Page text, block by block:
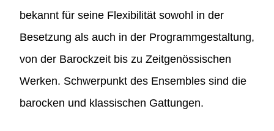
bekannt für seine Flexibilität sowohl in der
Besetzung als auch in der Programmgestaltung,
von der Barockzeit bis zu Zeitgenössischen
Werken. Schwerpunkt des Ensembles sind die
barocken und klassischen Gattungen.